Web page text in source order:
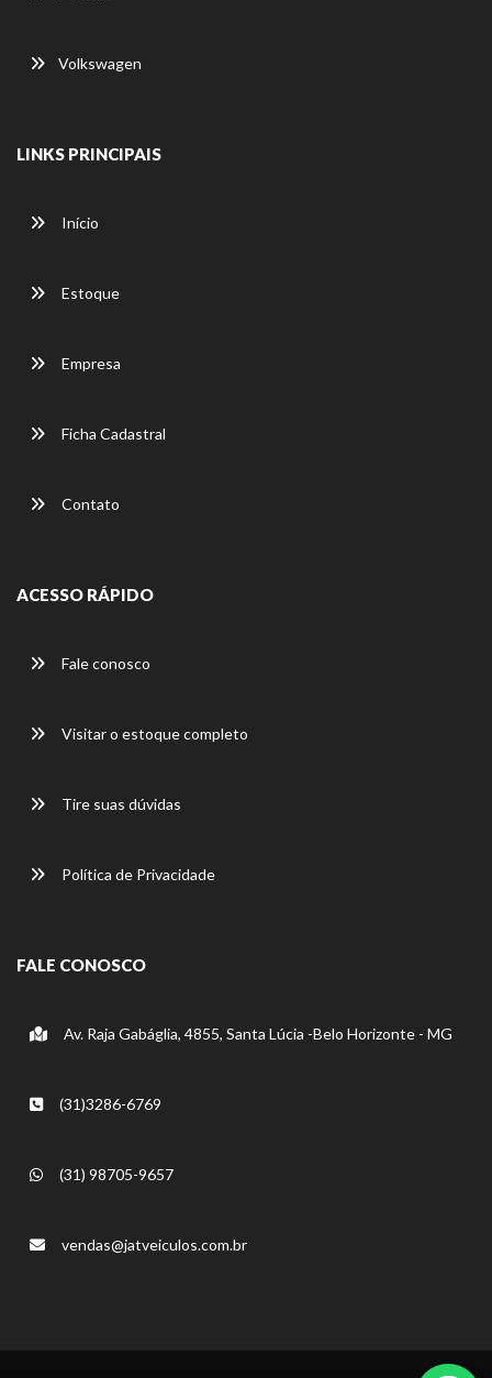
Volkswagen
LINKS PRINCIPAIS
Início
Estoque
Empresa
Ficha Cadastral
Contato
ACESSO RÁPIDO
Fale conosco
Visitar o estoque completo
Tire suas dúvidas
Política de Privacidade
FALE CONOSCO
Av. Raja Gabáglia, 4855, Santa Lúcia -Belo Horizonte - MG
(31)3286-6769
(31) 98705-9657
vendas@jatveiculos.com.br